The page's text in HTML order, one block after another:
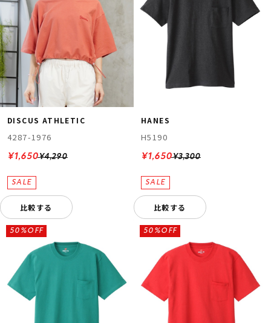
DISCUS ATHLETIC
4287-1976
¥4,290
¥1,650
比較する
HANES
H5190
¥3,300
¥1,650
比較する
50%OFF 50%OFF